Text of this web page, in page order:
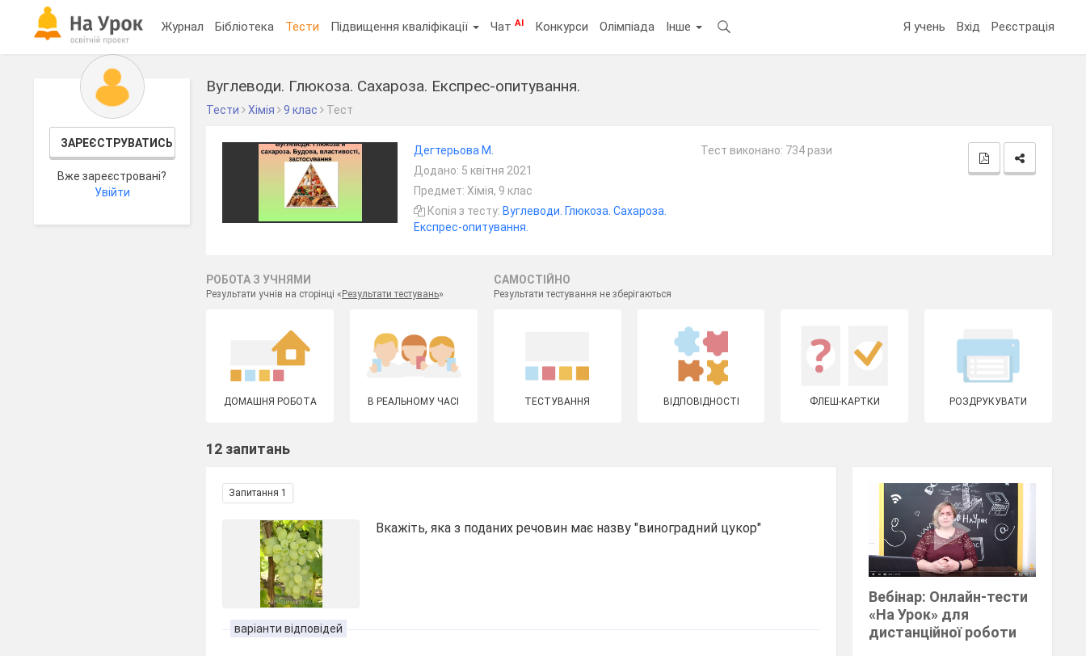
Журнал Бібліотека Тести Підвищення кваліфікації ЧатAI Конкурси Олімпіада Інше Я учень Вхід Реєстрація
ЗАРЕЄСТРУВАТИСЬ
Вже зареєстровані?
Увійти
Вуглеводи. Глюкоза. Сахароза. Експрес-опитування.
Тести Хімія 9 клас Тест
Дегтерьова М.
Додано: 5 квітня 2021
Предмет: Хімія, 9 клас
Копія з тесту: Вуглеводи. Глюкоза. Сахароза.
Експрес-опитування.
Тест виконано: 734 рази
РОБОТА З УЧНЯМИ
Результати учнів на сторінці « Результати тестувань»
САМОСТІЙНО
Результати тестування не зберігаються
ДОМАШНЯ РОБОТА В РЕАЛЬНОМУ ЧАСІ ТЕСТУВАННЯ ВІДПОВІДНОСТІ ФЛЕШ-КАРТКИ РОЗДРУКУВАТИ
12 запитань
Запитання 1
Вкажіть, яка з поданих речовин має назву "виноградний цукор"
варіанти відповідей
Вебінар: Онлайн-тести
«На Урок» для
дистанційної роботи